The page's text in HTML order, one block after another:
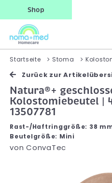
Shop
Startseite Stoma
Zurück zur
Natura®+
Kolostomiebeutel |
13507781
Rast-/Haftringgröße: 38
Beutelgröße: Mini
von ConvaTec